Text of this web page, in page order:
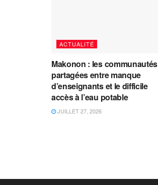
ACTUALITÉ
Makonon : les communautés
partagées entre manque
d’enseignants et le difficile
accès à l’eau potable
JUILLET 27, 2026